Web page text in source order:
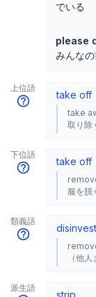
でいる
please
みんな
上位語
take off
take
取り除
下位語
take off
服を脱
類義語
disinvest
（他
派生語